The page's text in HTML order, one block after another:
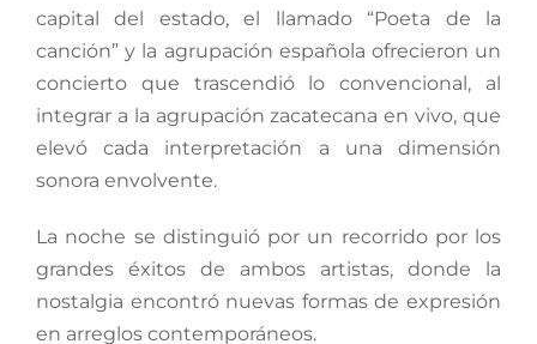
capital del estado, el llamado “Poeta de la
canción” y la agrupación española ofrecieron un
concierto que trascendió lo convencional, al
integrar a la agrupación zacatecana en vivo, que
elevó cada interpretación a una dimensión
sonora envolvente.
La noche se distinguió por un recorrido por los
grandes éxitos de ambos artistas, donde la
nostalgia encontró nuevas formas de expresión
en arreglos contemporáneos.